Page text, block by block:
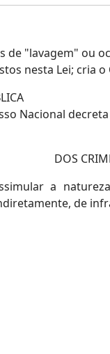
de "lavagem" ou
nesta Lei; cria
Nacional
DOS
a
de